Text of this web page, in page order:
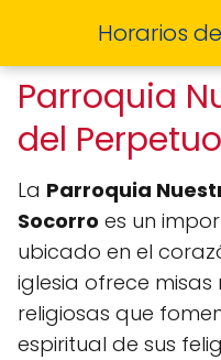
Horarios
Parroquia
del
La Parroquia
Socorro es un
ubicado en el
iglesia ofrece
religiosas que
espiritual de sus